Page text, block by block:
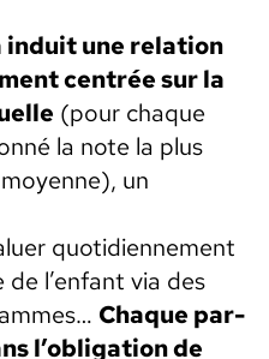
induit une rela­tion
cen­trée sur la
(pour chaque
la note la plus
un
quo­ti­di­en­nement
l’enfant via des
Chaque par­
l’obligation de